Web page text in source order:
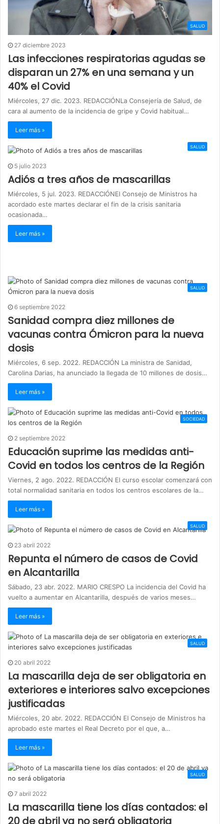
SALUD
27 diciembre 2023
Las infecciones respiratorias agudas se
disparan un 27% en una semana y un
40% el Covid
Miércoles, 27 dic. 2023. REDACCIÓNLa Consejería de Salud, de
cara al aumento de la incidencia de gripe y Covid habitual…
Leer más »
SALUD
5 julio 2023
Adiós a tres años de mascarillas
Miércoles, 5 jul. 2023. REDACCIÓNEl Consejo de Ministros ha
acordado este martes declarar el fin de la crisis sanitaria
ocasionada…
Leer más »
SALUD
6 septiembre 2022
Sanidad compra diez millones de
vacunas contra Ómicron para la nueva
dosis
Miércoles, 6 sep. 2022. REDACCIÓN La ministra de Sanidad,
Carolina Darias, ha anunciado la llegada de 10 millones de dosis…
Leer más »
SOCIEDAD
2 septiembre 2022
Educación suprime las medidas anti-
Covid en todos los centros de la Región
Viernes, 2 ago. 2022. REDACCIÓN El curso escolar comenzará con
total normalidad sanitaria en todos los centros escolares de la…
Leer más »
SALUD
23 abril 2022
Repunta el número de casos de Covid
en Alcantarilla
Sábado, 23 abr. 2022. MARIO CRESPO La incidencia del Covid ha
vuelto a aumentar en Alcantarilla, después de varios meses…
Leer más »
SALUD
20 abril 2022
La mascarilla deja de ser obligatoria en
exteriores e interiores salvo excepciones
justificadas
Miércoles, 20 abr. 2022. REDACCIÓN El Consejo de Ministros ha
aprobado este martes el Real Decreto por el que, a…
Leer más »
SALUD
7 abril 2022
La mascarilla tiene los días contados: el
20 de abril ya no será obligatoria